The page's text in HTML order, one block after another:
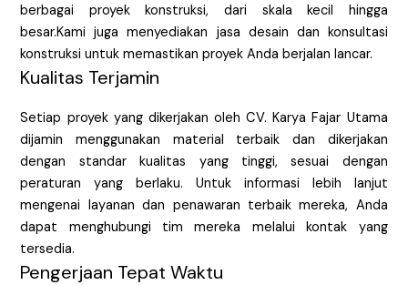
berbagai proyek konstruksi, dari skala kecil hingga
besar.Kami juga menyediakan jasa desain dan konsultasi
konstruksi untuk memastikan proyek Anda berjalan lancar.
Kualitas Terjamin
Setiap proyek yang dikerjakan oleh CV. Karya Fajar Utama
dijamin menggunakan material terbaik dan dikerjakan
dengan standar kualitas yang tinggi, sesuai dengan
peraturan yang berlaku. Untuk informasi lebih lanjut
mengenai layanan dan penawaran terbaik mereka, Anda
dapat menghubungi tim mereka melalui kontak yang
tersedia.
Pengerjaan Tepat Waktu